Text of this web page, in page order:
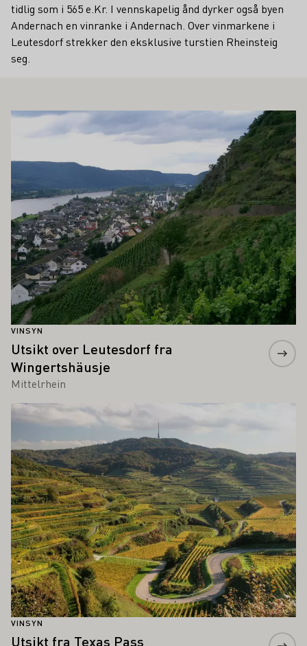
tidlig som i 565 e.Kr. I vennskapelig ånd dyrker også byen
Andernach en vinranke i Andernach. Over vinmarkene i
Leutesdorf strekker den eksklusive turstien Rheinsteig
seg.
INTERESSERE DEG
VINSYN
Utsikt over Leutesdorf fra
Wingertshäusje
Mittelrhein
Lær mer om dette
VINSYN
Utsikt fra Texas Pass
Lær mer om dette